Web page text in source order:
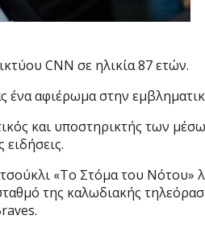
CNN σε ηλικία 87 ετών.
αφιέρωμα στην
και υποστηρικτής των
«Το Στόμα του Νότου»
της καλωδιακής